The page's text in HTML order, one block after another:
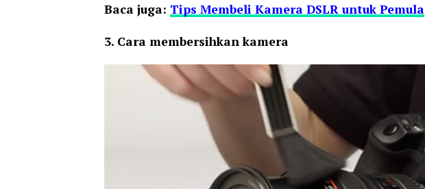
Baca juga: Tips Membeli Kamera DSLR untuk Pemula
3. Cara membersihkan kamera